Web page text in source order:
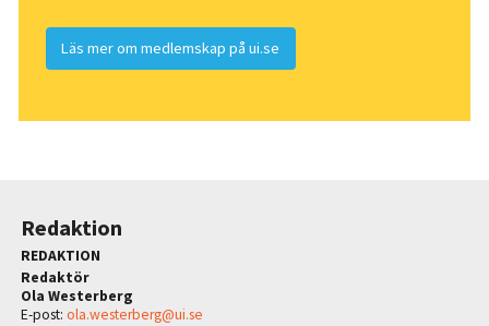
Läs mer om medlemskap på ui.se
Redaktion
REDAKTION
Redaktör
Ola Westerberg
E-post: ola.westerberg@ui.se